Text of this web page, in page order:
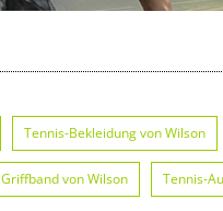
Tennis-Bekleidung von Wilson
Griffband von Wilson Tennis-